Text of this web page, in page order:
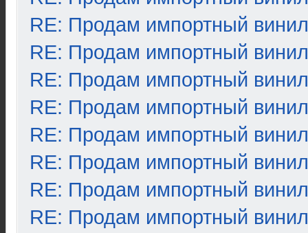
RE: Продам импортный винил
RE: Продам импортный винил
RE: Продам импортный винил
RE: Продам импортный винил
RE: Продам импортный винил
RE: Продам импортный винил
RE: Продам импортный винил
RE: Продам импортный винил